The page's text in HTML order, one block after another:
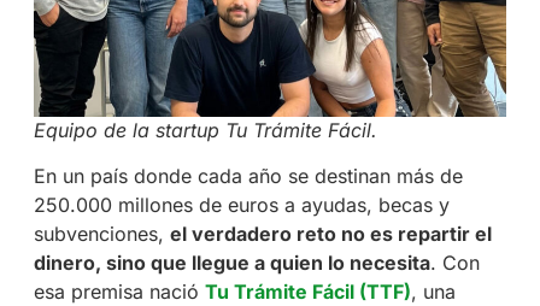
Equipo de la startup Tu Trámite Fácil.
En un país donde cada año se destinan más de
250.000 millones de euros a ayudas, becas y
subvenciones, el verdadero reto no es repartir el
dinero, sino que llegue a quien lo necesita. Con
esa premisa nació Tu Trámite Fácil (TTF), una